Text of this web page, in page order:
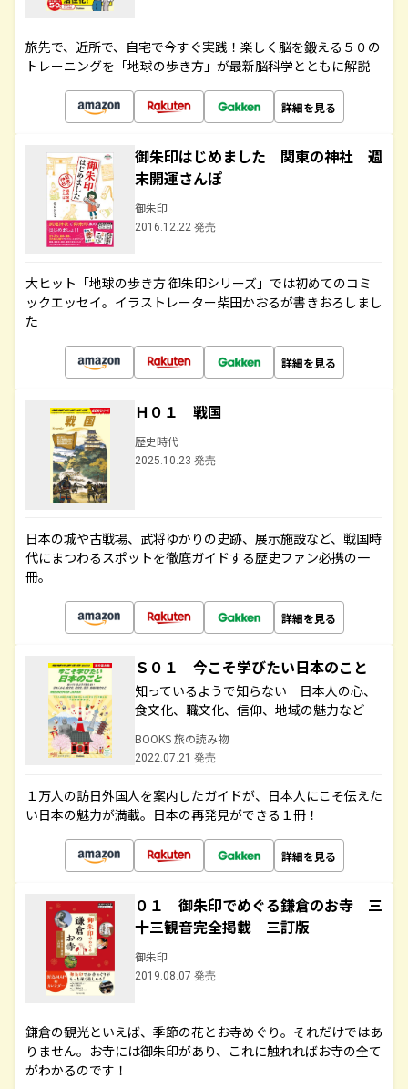
旅先で、近所で、自宅で今すぐ実践！楽しく脳を鍛える５０の
トレーニングを「地球の歩き方」が最新脳科学とともに解説
詳細を見る
御朱印はじめました 関東の神社 週
末開運さんぽ
御朱印
2016.12.22 発売
大ヒット「地球の歩き方 御朱印シリーズ」では初めてのコミ
ックエッセイ。イラストレーター柴田かおるが書きおろしまし
た
詳細を見る
Ｈ０１ 戦国
歴史時代
2025.10.23 発売
日本の城や古戦場、武将ゆかりの史跡、展示施設など、戦国時
代にまつわるスポットを徹底ガイドする歴史ファン必携の一
冊。
詳細を見る
Ｓ０１ 今こそ学びたい日本のこと
知っているようで知らない 日本人の心、
食文化、職文化、信仰、地域の魅力など
BOOKS 旅の読み物
2022.07.21 発売
１万人の訪日外国人を案内したガイドが、日本人にこそ伝えた
い日本の魅力が満載。日本の再発見ができる１冊！
詳細を見る
０１ 御朱印でめぐる鎌倉のお寺 三
十三観音完全掲載 三訂版
御朱印
2019.08.07 発売
鎌倉の観光といえば、季節の花とお寺めぐり。それだけではあ
りません。お寺には御朱印があり、これに触れればお寺の全て
がわかるのです！